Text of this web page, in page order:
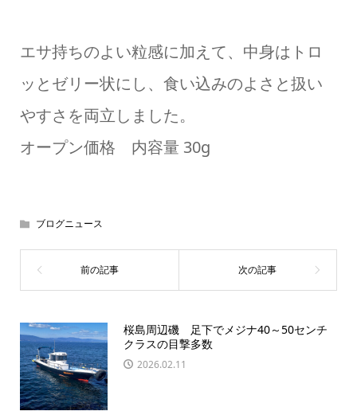
エサ持ちのよい粒感に加えて、中身はトロ
ッとゼリー状にし、食い込みのよさと扱い
やすさを両立しました。
オープン価格 内容量 30g
ブログニュース
桜島周辺磯 足下でメジナ40～50センチ
クラスの目撃多数
2026.02.11